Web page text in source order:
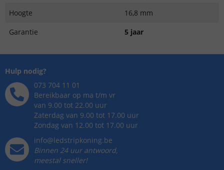
Hoogte
16,8 mm
Garantie
5 jaar
Hulp nodig?
073 704 11 01
Bereikbaar op ma t/m vr
van 9.00 tot 22.00 uur
Zaterdag van 9.00 tot 17.00 uur
Zondag van 12.00 tot 17.00 uur
info@ledstripkoning.be
Binnen 24 uur antwoord,
meestal sneller!